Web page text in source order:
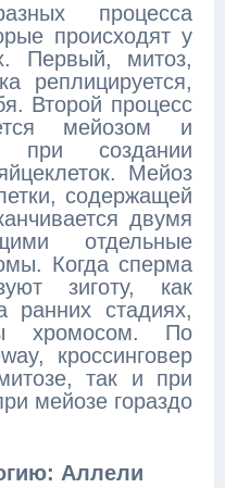
процесса
происходят у
Первый, митоз,
реплицируется,
Второй процесс
мейозом и
при создании
Мейоз
содержащей
двумя
отдельные
Когда сперма
зиготу, как
ранних стадиях,
хромосом. По
кроссинговер
так и при
мейозе гораздо
Аллели